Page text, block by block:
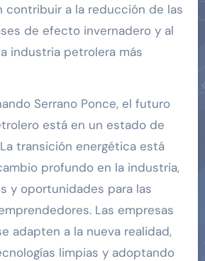
contribuir a la reducción de las
de efecto invernadero y al
industria petrolera más
Serrano Ponce, el futuro
está en un estado de
transición energética está
profundo en la industria,
y oportunidades para las
Las empresas
adapten a la nueva realidad,
limpias y adoptando